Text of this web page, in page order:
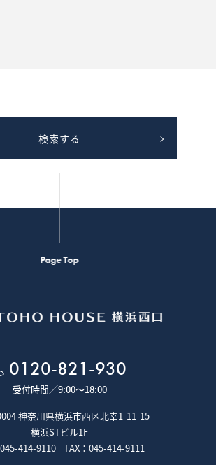
検索する
Page Top
0120-821-930
受付時間／9:00～18:00
神奈川県横浜市西区北幸1-11-15
横浜STビル1F
414-9110 FAX：045-414-9111